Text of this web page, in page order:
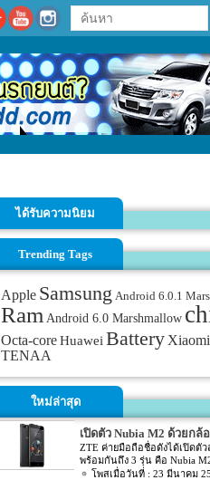
ได้รับความนิยม
Trending Tags
Apple Samsung Android 6.0.1
Ram Android 6.0 Marshmallow
Octa-coreHuawei Battery Xiaomi
TENAA
ใหม่ล่าสุด
เปิดตัว Nubia M2 ด้วยกล้
ZTE ค่ายมือถือชื่อดังได้เปิดตั
พร้อมกันถึง 3 รุ่น คือ Nubia
Lite และ Nubia N2 ซึ่งแต่ละรุ่
23 มีนาคม